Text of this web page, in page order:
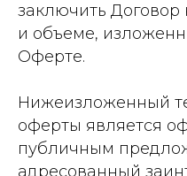
заключить Договор
и объеме,
Оферте.
Нижеизложенный
оферты является
публичным
адресованный